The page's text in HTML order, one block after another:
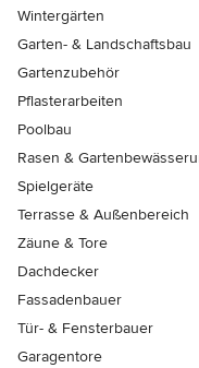
Wintergärten
Garten- & Landschaftsbau
Gartenzubehör
Pflasterarbeiten
Poolbau
Rasen &
Spielgeräte
Terrasse & Außenbereich
Zäune & Tore
Dachdecker
Fassadenbauer
Tür- & Fensterbauer
Garagentore